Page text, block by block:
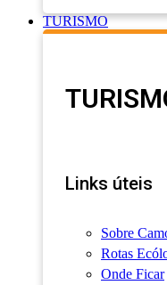
TURISMO
Links úteis
Sobre
Rotas
Onde Ficar